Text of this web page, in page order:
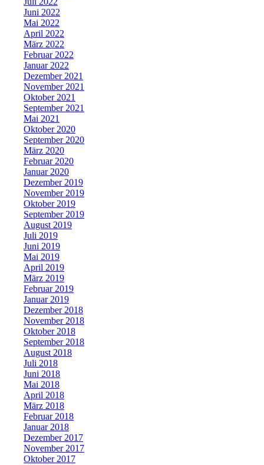
Juni 2022
Mai 2022
April 2022
März 2022
Februar 2022
Januar 2022
Dezember 2021
November 2021
Oktober 2021
September 2021
Mai 2021
Oktober 2020
September 2020
März 2020
Februar 2020
Januar 2020
Dezember 2019
November 2019
Oktober 2019
September 2019
August 2019
Juli 2019
Juni 2019
Mai 2019
April 2019
März 2019
Februar 2019
Januar 2019
Dezember 2018
November 2018
Oktober 2018
September 2018
August 2018
Juli 2018
Juni 2018
Mai 2018
April 2018
März 2018
Februar 2018
Januar 2018
Dezember 2017
November 2017
Oktober 2017